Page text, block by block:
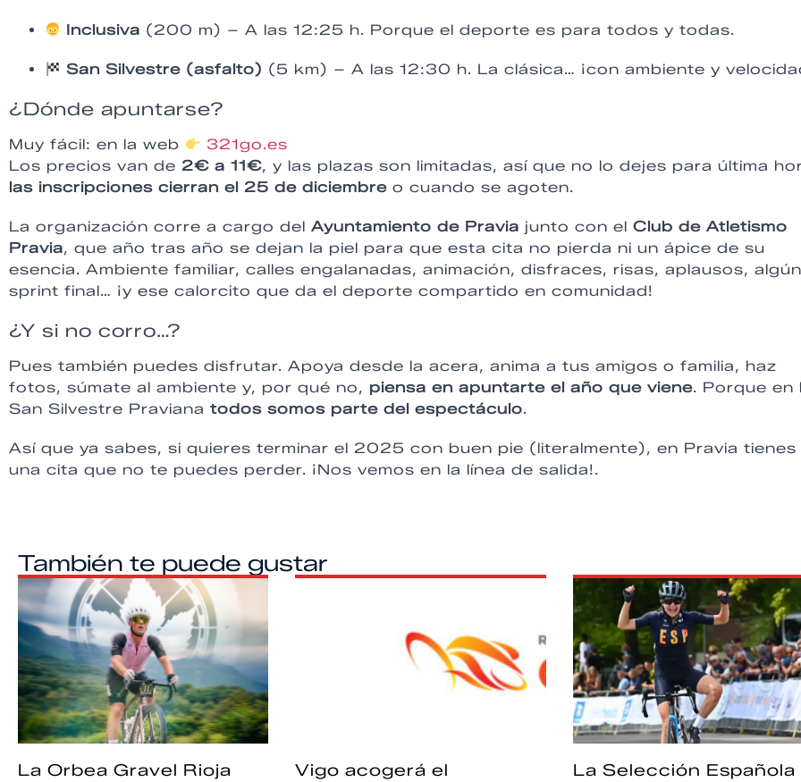
Inclusiva (200 m) – A las 12:25 h. Porque el deporte es para todos y todas.
San Silvestre (asfalto) (5 km) – A las 12:30 h. La clásica… ¡con ambiente y
¿Dónde apuntarse?
Muy fácil: en la web
321go.es
Los precios van de 2€ a 11€, y las plazas son limitadas, así que no lo dejes para última
las inscripciones cierran el 25 de diciembre o cuando se agoten.
La organización corre a cargo del Ayuntamiento de Pravia junto con el Club de Atletismo
Pravia, que año tras año se dejan la piel para que esta cita no pierda ni un ápice de su
esencia. Ambiente familiar, calles engalanadas, animación, disfraces, risas, aplausos, algún
sprint final… ¡y ese calorcito que da el deporte compartido en comunidad!
¿Y si no corro…?
Pues también puedes disfrutar. Apoya desde la acera, anima a tus amigos o familia, haz
fotos, súmate al ambiente y, por qué no, piensa en apuntarte el año que viene. Porque en
San Silvestre Praviana todos somos parte del espectáculo.
Así que ya sabes, si quieres terminar el 2025 con buen pie (literalmente), en Pravia tienes
una cita que no te puedes perder. ¡Nos vemos en la línea de salida!.
También te puede gustar
La Orbea Gravel Rioja
Vigo acogerá el
La Selección Española